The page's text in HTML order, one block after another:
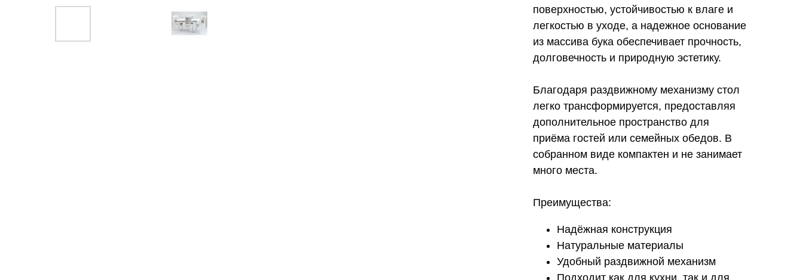
поверхностью, устойчивостью к влаге и
легкостью в уходе, а надежное основание
из массива бука обеспечивает прочность,
долговечность и природную эстетику.
Благодаря раздвижному механизму стол
легко трансформируется, предоставляя
дополнительное пространство для
приёма гостей или семейных обедов. В
собранном виде компактен и не занимает
много места.
Преимущества:
Надёжная конструкция
Натуральные материалы
Удобный раздвижной механизм
Подходит как для кухни, так и для